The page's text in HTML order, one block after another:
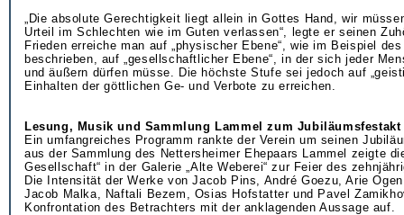
„Die absolute Gerechtigkeit liegt allein in Gottes Hand, wir
Urteil im Schlechten wie im Guten verlassen“, legte er seinen
Frieden erreiche man auf „physischer Ebene“, wie im Beispiel
beschrieben, auf „gesellschaftlicher Ebene“, in der sich jeder
und äußern dürfen müsse. Die höchste Stufe sei jedoch auf
Einhalten der göttlichen Ge- und Verbote zu erreichen.
Lesung, Musik und Sammlung Lammel zum Jubiläumsfestakt
Ein umfangreiches Programm rankte der Verein um seinen
aus der Sammlung des Nettersheimer Ehepaars Lammel zeigte
Gesellschaft“ in der Galerie „Alte Weberei“ zur Feier des
Die Intensität der Werke von Jacob Pins, André Goezu, Arie
Jacob Malka, Naftali Bezem, Osias Hofstatter und Pavel
Konfrontation des Betrachters mit der anklagenden Aussage auf.